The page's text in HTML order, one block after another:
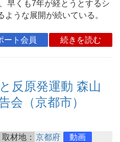
早くも7年が経とうとするシ
うな展開が続いている。
ート会員 続きを読む
反原発運動 森山
会（京都市）
取材地： 京都府 動画